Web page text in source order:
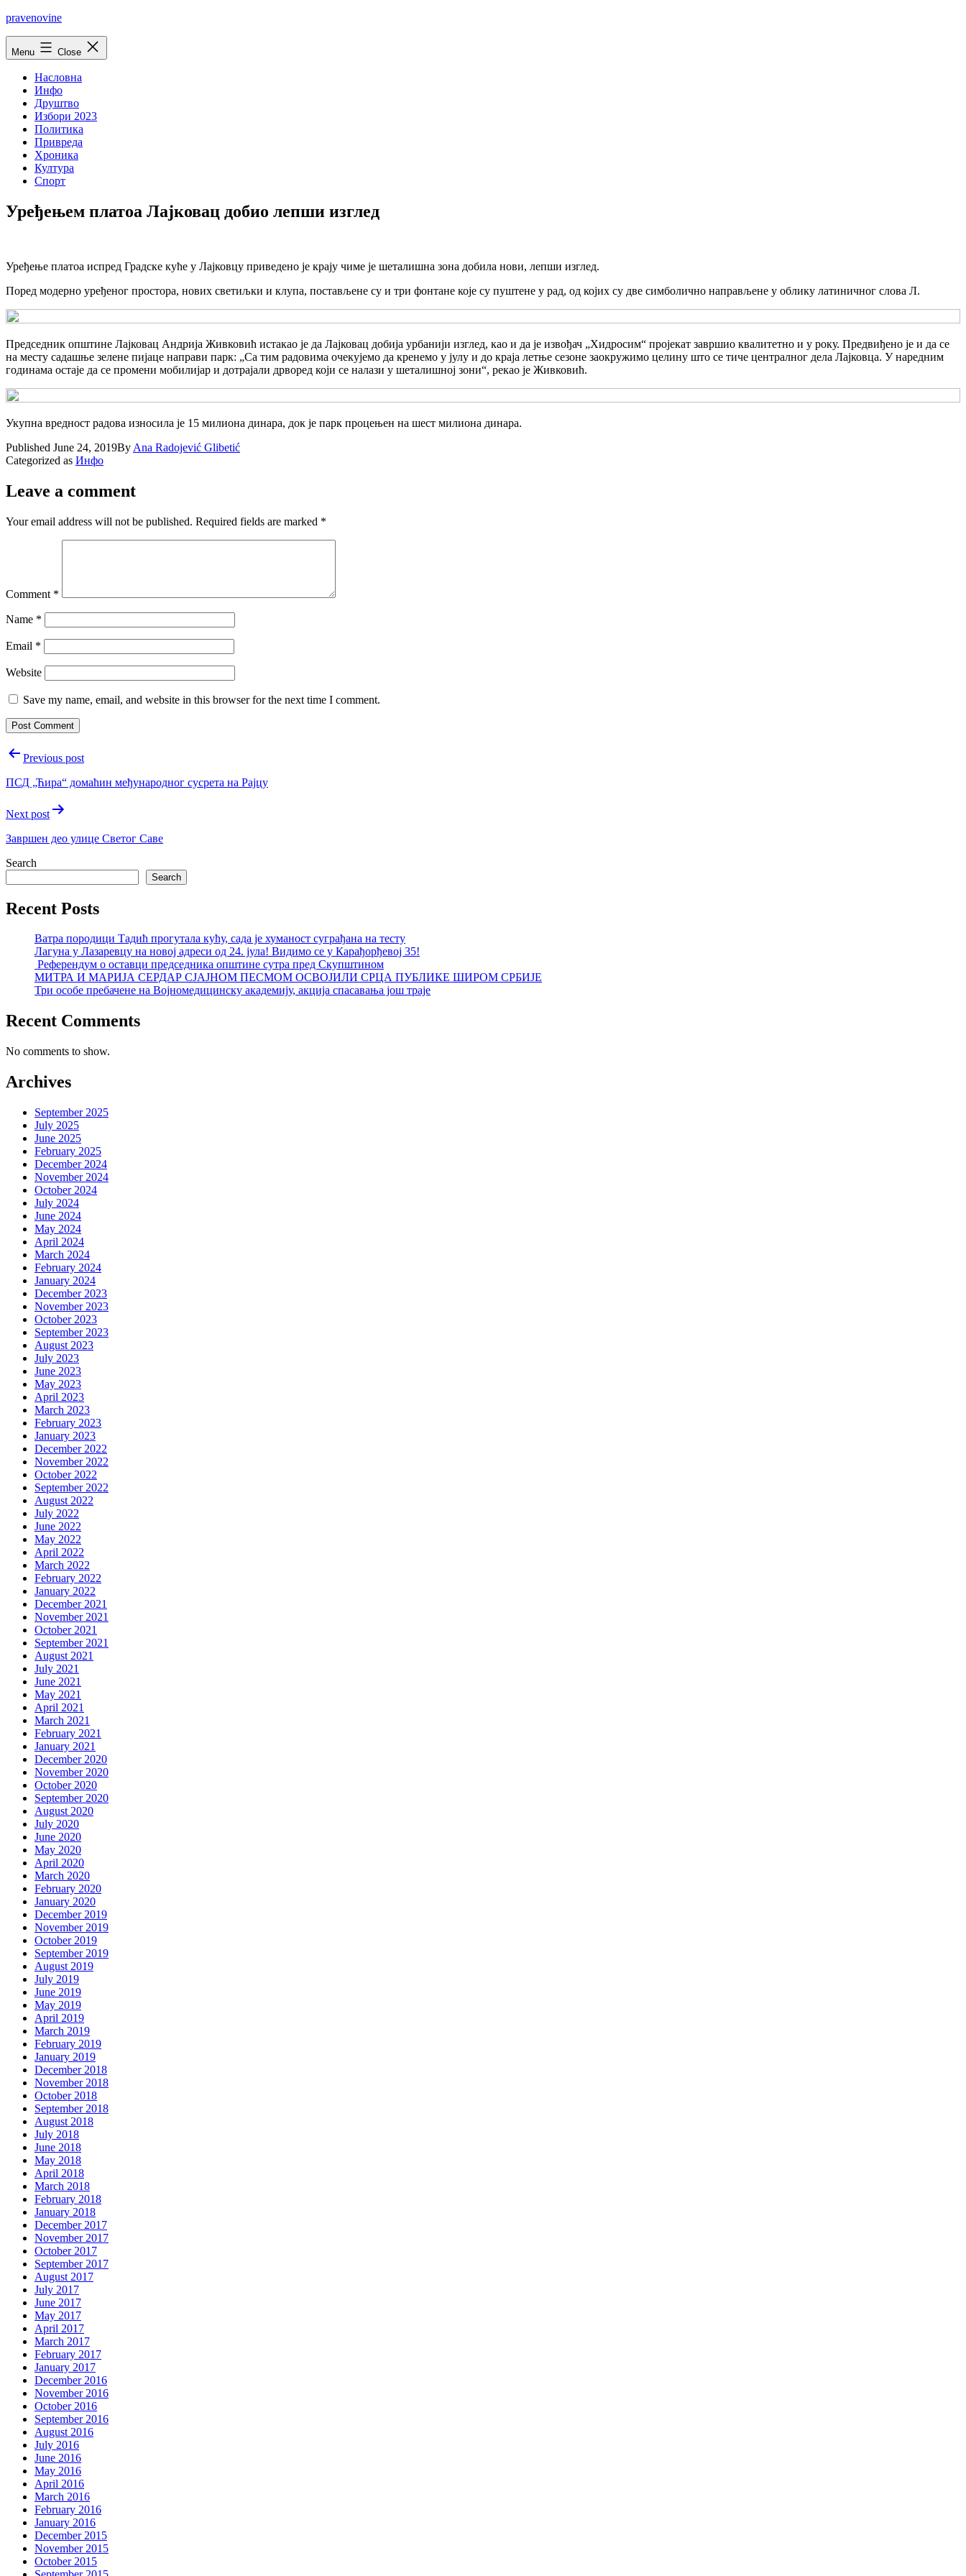
Skip
pravenovine
Menu Close
Насловна
Инфо
Друштво
Избори 2023
Политика
Привреда
Хроника
Култура
Спорт
Уређењем платоа Лајковац добио лепши изглед
Уређење платоа испред Градске куће у Лајковцу приведено је крају чиме је шеталишна зона добила нови, лепши изглед.
Поред модерно уређеног простора, нових светиљки и клупа, постављене су и три фонтане које су пуштене у рад, од којих су две симболично направљене у облику латиничног слова Л.
Председник општине Лајковац Андрија Живковић истакао је да Лајковац добија урбанији изглед, као и да је извођач „Хидросим“ пројекат завршио квалитетно и у року. Предвиђено је и да се
на месту садашње зелене пијаце направи парк: „Са тим радовима очекујемо да кренемо у јулу и до краја летње сезоне заокружимо целину што се тиче централног дела Лајковца. У наредним
годинама остаје да се промени мобилијар и дотрајали дрворед који се налази у шеталишној зони“, рекао је Живковић.
Укупна вредност радова износила је 15 милиона динара, док је парк процењен на шест милиона динара.
Published June 24, 2019By Ana Radojević Glibetić
Categorized as Инфо
Leave a comment
Your email address will not be published. Required fields are marked *
Comment *
Name *
Email *
Website
Save my name, email, and website in this browser for the next time I comment.
PostPrevious post
ПСД „Ћира“ домаћин међународног сусрета на Рајцу
Next post
Завршен део улице Светог Саве
Search
Search
Recent Posts
Ватра породици Тадић прогутала кућу, сада је хуманост суграђана на тесту
Лагуна у Лазаревцу на новој адреси од 24. јула! Видимо се у Карађорђевој 35!
Референдум о оставци председника општине сутра пред Скупштином
МИТРА И МАРИЈА СЕРДАР СЈАЈНОМ ПЕСМОМ ОСВОЈИЛИ СРЦА ПУБЛИКЕ ШИРОМ СРБИЈЕ
Три особе пребачене на Војномедицинску академију, акција спасавања још траје
Recent Comments
No comments to show.
Archives
September 2025
July 2025
June 2025
February 2025
December 2024
November 2024
October 2024
July 2024
June 2024
May 2024
April 2024
March 2024
February 2024
January 2024
December 2023
November 2023
October 2023
September 2023
August 2023
July 2023
June 2023
May 2023
April 2023
March 2023
February 2023
January 2023
December 2022
November 2022
October 2022
September 2022
August 2022
July 2022
June 2022
May 2022
April 2022
March 2022
February 2022
January 2022
December 2021
November 2021
October 2021
September 2021
August 2021
July 2021
June 2021
May 2021
April 2021
March 2021
February 2021
January 2021
December 2020
November 2020
October 2020
September 2020
August 2020
July 2020
June 2020
May 2020
April 2020
March 2020
February 2020
January 2020
December 2019
November 2019
October 2019
September 2019
August 2019
July 2019
June 2019
May 2019
April 2019
March 2019
February 2019
January 2019
December 2018
November 2018
October 2018
September 2018
August 2018
July 2018
June 2018
May 2018
April 2018
March 2018
February 2018
January 2018
December 2017
November 2017
October 2017
September 2017
August 2017
July 2017
June 2017
May 2017
April 2017
March 2017
February 2017
January 2017
December 2016
November 2016
October 2016
September 2016
August 2016
July 2016
June 2016
May 2016
April 2016
March 2016
February 2016
January 2016
December 2015
November 2015
October 2015